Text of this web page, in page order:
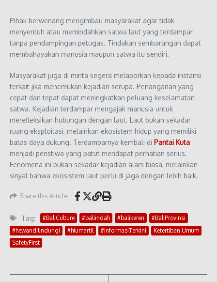
Pihak berwenang mengimbau masyarakat agar tidak
menyentuh atau memindahkan satwa laut yang terdampar
tanpa pendampingan petugas. Tindakan sembarangan dapat
membahayakan manusia maupun satwa itu sendiri.
Masyarakat juga di minta segera melaporkan kepada instansi
terkait jika menemukan kejadian serupa. Penanganan yang
cepat dan tepat dapat meningkatkan peluang keselamatan
satwa. Kejadian terdampar mengajak manusia untuk
merefleksikan hubungan dengan laut. Laut bukan sekadar
ruang eksploitasi, melainkan ekosistem hidup yang memiliki
batas daya dukung. Terdamparnya kembali di Pantai Kuta
menjadi peristiwa yang patut mendapat perhatian serius.
Fenomena ini bukan sekadar kejadian alam biasa, melainkan
sinyal bahwa ekosistem laut perlu di jaga dengan lebih baik.
Share this Article
Tag: #BaliCulture #baliindah #balikeren
#BaliProvinsi
#hewandilindungi
#hiumartil #InformasiTerkini
Ketertiban Umum
SafetyFirst